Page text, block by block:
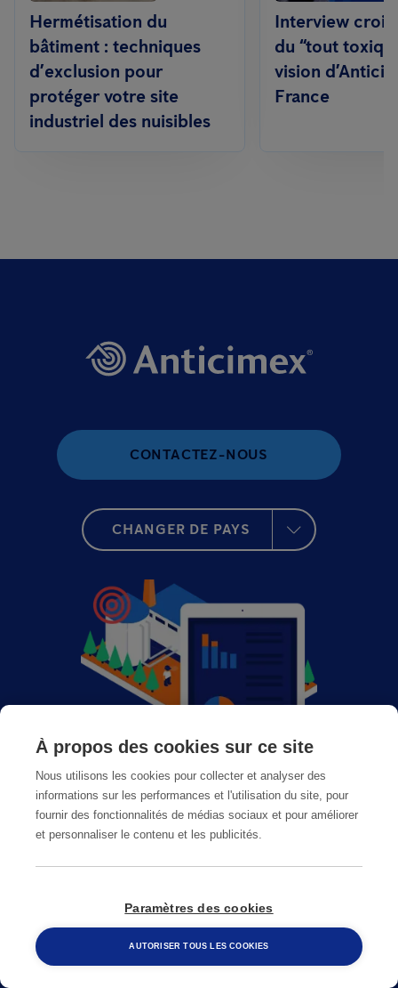
Hermétisation du
bâtiment : techniques
d’exclusion pour
protéger votre site
industriel des nuisibles
Interview
du “tout
vision
France
CONTACTEZ-NOUS
CHANGER DE PAYS
À propos d'Anticimex
Recrutement : page carrières
Signalement qualité
Conditions générales de vente CGPS
À propos des cookies sur ce site
Nous utilisons les cookies pour collecter et analyser des
informations sur les performances et l'utilisation du site, pour
fournir des fonctionnalités de médias sociaux et pour améliorer
et personnaliser le contenu et les publicités.
Paramètres des cookies
AUTORISER TOUS LES COOKIES